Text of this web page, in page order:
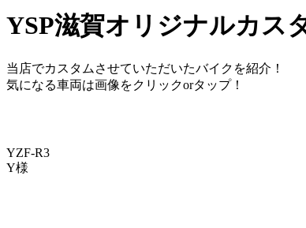
YSP滋賀オリジナルカス
当店でカスタムさせていただいたバイクを紹介！
気になる車両は画像をクリックorタップ！
YZF-R3
Y様